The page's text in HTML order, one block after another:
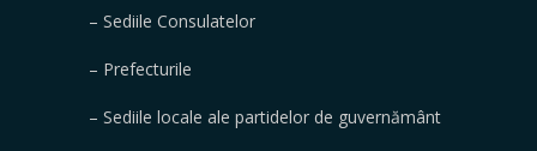
– Sediile Consulatelor
– Prefecturile
– Sediile locale ale partidelor de guvernământ